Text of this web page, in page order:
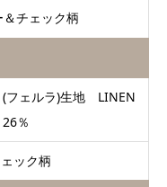
＆チェック柄
(フェルラ)生地 LINEN
％
ック柄